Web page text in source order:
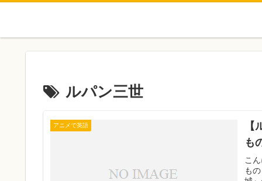
ルパン三世
アニメで英語
も
こ
も